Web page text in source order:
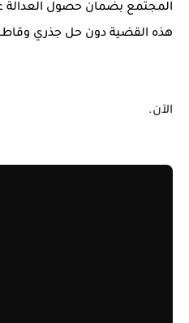
المجتمع بضمان حصول العدالة
هذه القضية دون حل جذري
الآن.